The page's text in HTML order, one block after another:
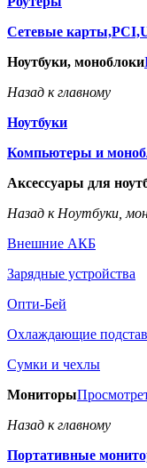
Сетевые
Ноутбуки, моноблоки
Назад к главному
Ноутбуки
Компьютеры и
Аксессуары для
Назад к Ноутбуки,
Внешние АКБ
Зарядные устройства
Опти-Бей
Охлаждающие
Сумки и чехлы
Мониторы
Назад к главному
Портативные